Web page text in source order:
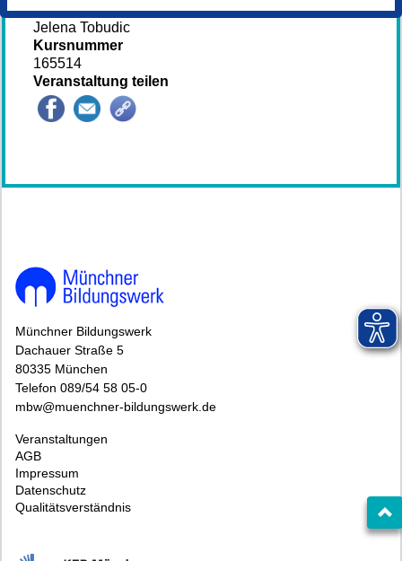
Referent_in
Jelena Tobudic
Kursnummer
165514
Veranstaltung teilen
Münchner Bildungswerk
Dachauer Straße 5
80335 München
Telefon 089/54 58 05-0
mbw@muenchner-bildungswerk.de
Veranstaltungen
AGB
Impressum
Datenschutz
Qualitätsverständnis